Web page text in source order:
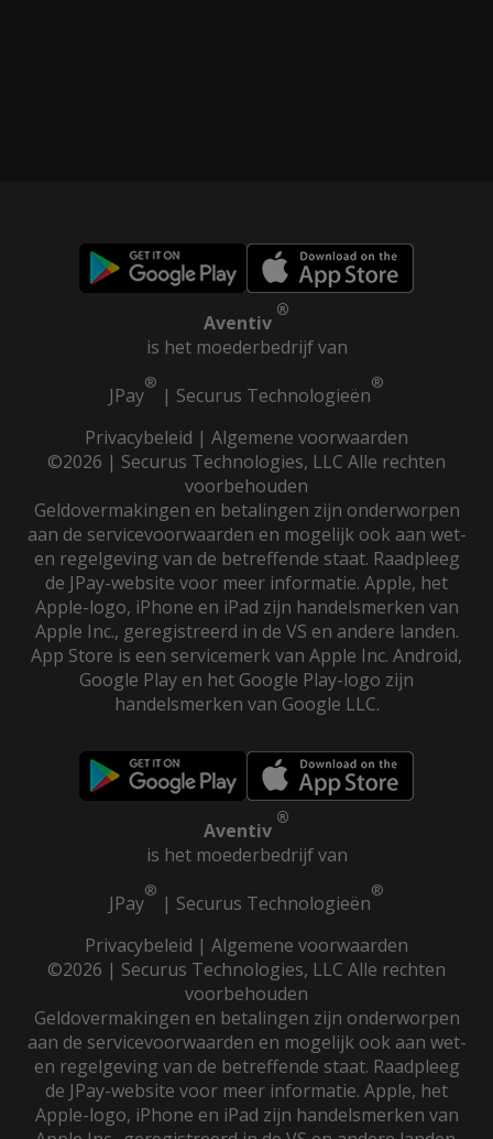
Aventiv
®
is het moederbedrijf van
JPay
®
| Securus Technologieën
®
Privacybeleid | Algemene voorwaarden
©2026 | Securus Technologies, LLC Alle rechten
voorbehouden
Geldovermakingen en betalingen zijn onderworpen
aan de servicevoorwaarden en mogelijk ook aan wet-
en regelgeving van de betreffende staat. Raadpleeg
de JPay-website voor meer informatie. Apple, het
Apple-logo, iPhone en iPad zijn handelsmerken van
Apple Inc., geregistreerd in de VS en andere landen.
App Store is een servicemerk van Apple Inc. Android,
Google Play en het Google Play-logo zijn
handelsmerken van Google LLC.
Aventiv
®
is het moederbedrijf van
JPay
®
| Securus Technologieën
®
Privacybeleid | Algemene voorwaarden
©2026 | Securus Technologies, LLC Alle rechten
voorbehouden
Geldovermakingen en betalingen zijn onderworpen
aan de servicevoorwaarden en mogelijk ook aan wet-
en regelgeving van de betreffende staat. Raadpleeg
de JPay-website voor meer informatie. Apple, het
Apple-logo, iPhone en iPad zijn handelsmerken van